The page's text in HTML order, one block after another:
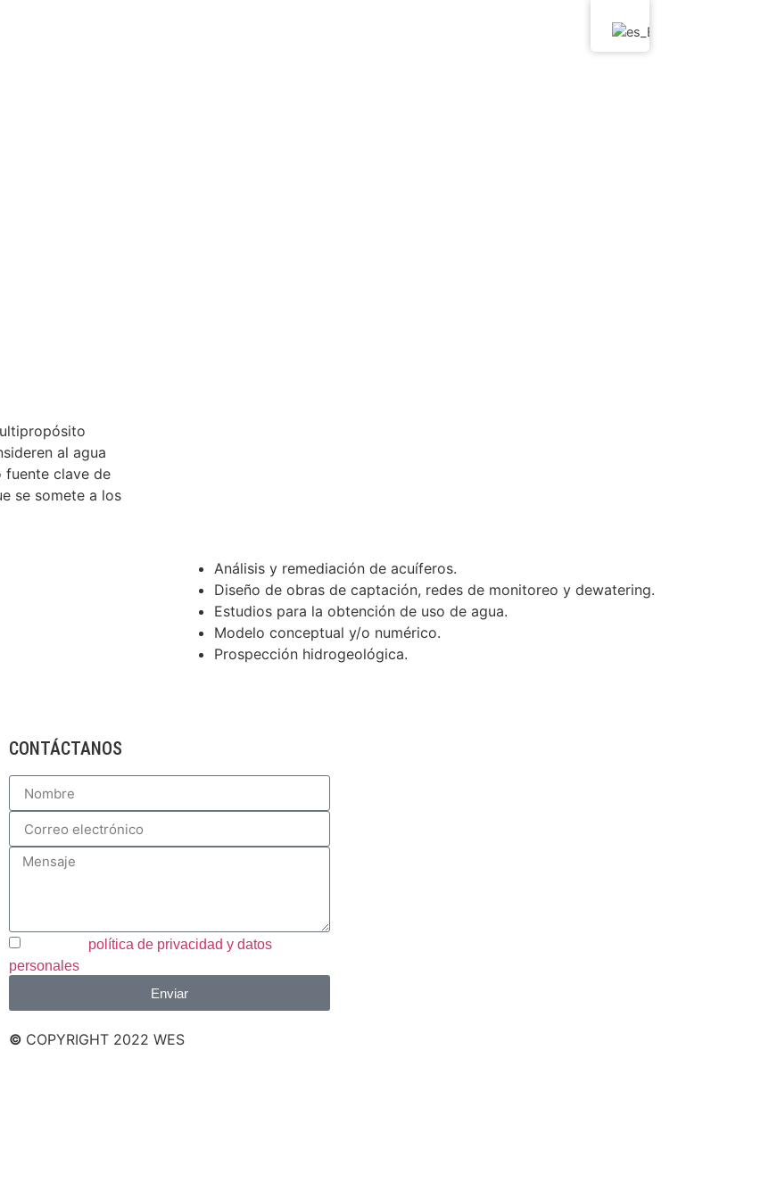
al agua
fuente clave de
se somete a los
Análisis y remediación de acuíferos.
Diseño de obras de captación, redes de monitoreo y dewatering.
Estudios para la obtención de uso de agua.
Modelo conceptual y/o numérico.
Prospección hidrogeológica.
CONTÁCTANOS
política de privacidad y datos
personales
Enviar
© COPYRIGHT 2022 WES